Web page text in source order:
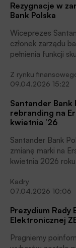
Rezygnacje w
Bank Polska
Wiceprezes
członek zarządu
pełnienia funkcji
Z rynku
09.04.2026 15:22
Santander Bank
rebranding na
kwietnia ’26
Santander Bank
zmianę marki na
kwietnia 2026
Kadry
07.04.2026 10:06
Prezydium Rady
Elektronicznej
Pragniemy